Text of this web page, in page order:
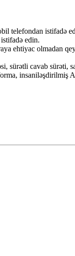
telefondan istifadə
edin.
ehtiyac olmadan
sürətli cavab sürəti,
insaniləşdirilmiş